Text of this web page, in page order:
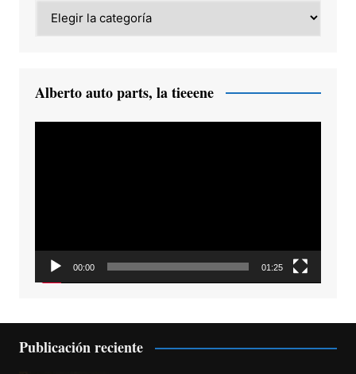
Alberto auto parts, la tieeene
00:00 01:25
Publicación reciente